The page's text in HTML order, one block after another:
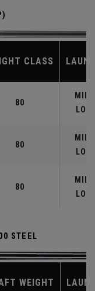
CLASS
80
MID-
LOW
80
MID-
LOW
80
MID-
LOW
STEEL
WEIGHT